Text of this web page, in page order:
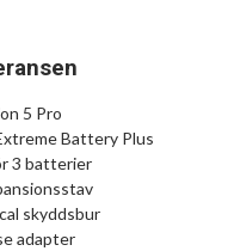
5 Pro
Battery Plus
3 batterier
skyddsbur
adapter